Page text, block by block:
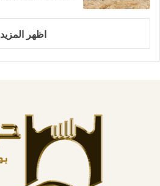
اظهر المزيد